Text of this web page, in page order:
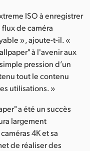
ISO à enregistrer
de caméra
», ajoute-t-il. «
à l'avenir aux
pression d’un
tout le contenu
utilisations. »
a été un succès
largement
4K et sa
de réaliser des